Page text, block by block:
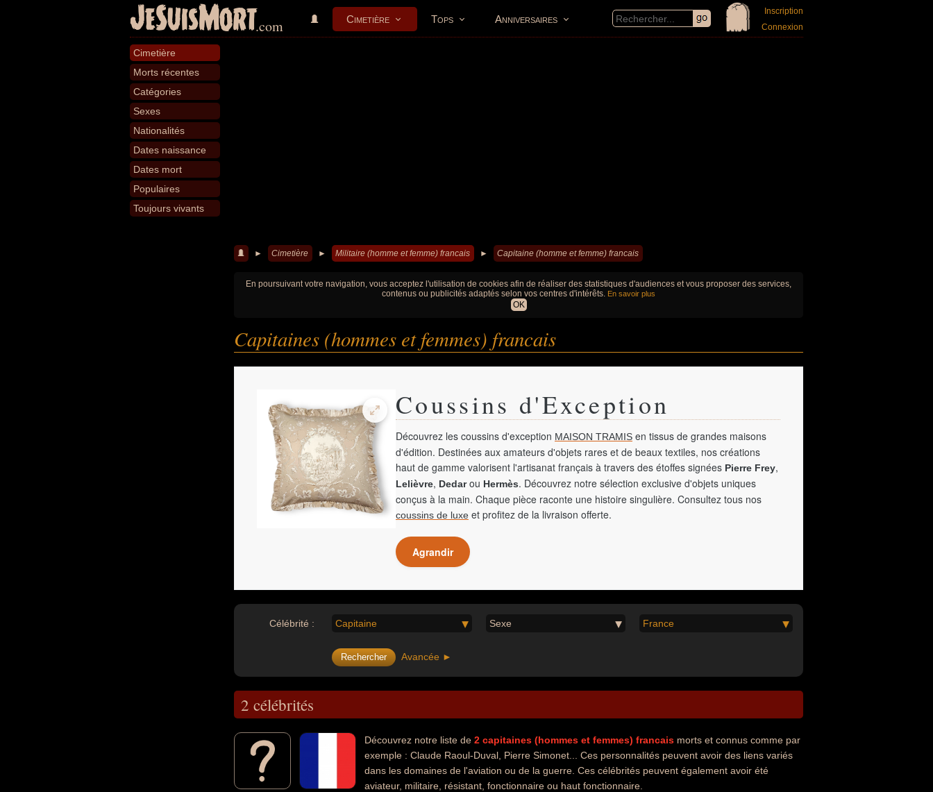
JeSuisMort.com Cimetière Tops Anniversaires
Inscription
Connexion
Cimetière
Morts récentes
Catégories
Sexes
Nationalités
Dates naissance
Dates mort
Populaires
Toujours vivants
► Cimetière ► Militaire (homme et femme) francais ► Capitaine (homme et femme) francais
En poursuivant votre navigation, vous acceptez l'utilisation de cookies afin de réaliser des statistiques d'audiences et vous proposer des services,
contenus ou publicités adaptés selon vos centres d'intérêts. En savoir plus
OK
Capitaines (hommes et femmes) francais
Coussins d'Exception
Découvrez les coussins d'exception MAISON TRAMIS en tissus de grandes maisons
d'édition. Destinées aux amateurs d'objets rares et de beaux textiles, nos créations
haut de gamme valorisent l'artisanat français à travers des étoffes signées Pierre Frey,
Lelièvre, Dedarou Hermès. Découvrez notre sélection exclusive d'objets uniques
conçus à la main. Chaque pièce raconte une histoire singulière. Consultez tous nos
coussins de luxe et profitez de la livraison offerte.
Agrandir
Célébrité : Capitaine Sexe France
Avancée ►
2 célébrités
Découvrez notre liste de 2 capitaines (hommes et femmes) francais morts et connus comme par
exemple : Claude Raoul-Duval, Pierre Simonet... Ces personnalités peuvent avoir des liens variés
dans les domaines de l'aviation ou de la guerre. Ces célébrités peuvent également avoir été
aviateur, militaire, résistant, fonctionnaire ou haut fonctionnaire.